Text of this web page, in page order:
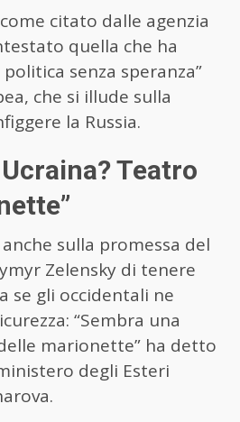
citato dalle agenzia
quella che ha
senza speranza”
che si illude sulla
la Russia.
Teatro
sulla promessa del
Zelensky di tenere
se gli occidentali ne
“Sembra una
marionette” ha detto
degli Esteri